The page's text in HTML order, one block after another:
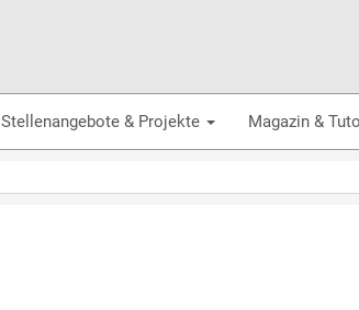
Stellenangebote & Projekte Magazin &